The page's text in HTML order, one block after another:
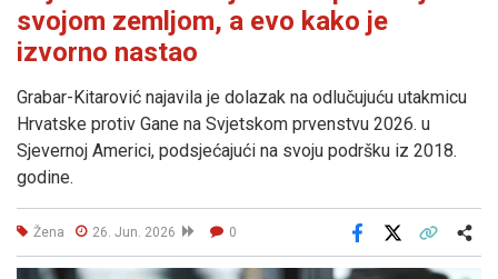
svojom zemljom, a evo kako je
izvorno nastao
Grabar-Kitarović najavila je dolazak na odlučujuću utakmicu
Hrvatske protiv Gane na Svjetskom prvenstvu 2026. u
Sjevernoj Americi, podsjećajući na svoju podršku iz 2018.
godine.
Žena 26. Jun. 2026 0
Facebook